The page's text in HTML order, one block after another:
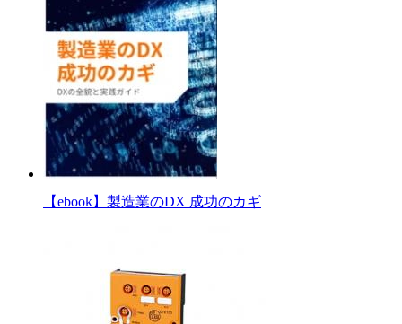
【ebook】製造業のDX 成功のカギ